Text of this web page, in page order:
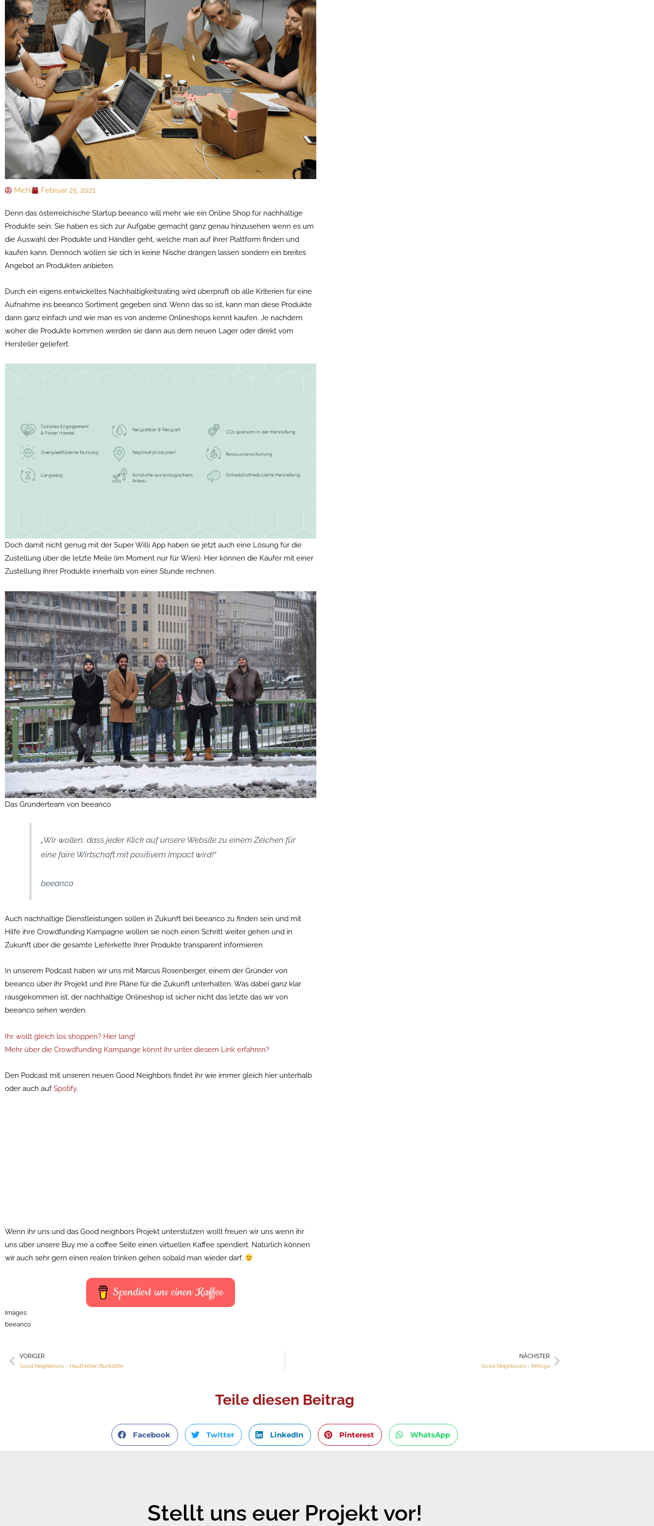
Michi Februar 25, 2021
Denn das österreichische Startup beeanco will mehr wie ein Online Shop für nachhaltige
Produkte sein. Sie haben es sich zur Aufgabe gemacht ganz genau hinzusehen wenn es um
die Auswahl der Produkte und Händler geht, welche man auf ihrer Plattform finden und
kaufen kann. Dennoch wollen sie sich in keine Nische drängen lassen sondern ein breites
Angebot an Produkten anbieten.
Durch ein eigens entwickeltes Nachhaltigkeitsrating wird überprüft ob alle Kriterien für eine
Aufnahme ins beeanco Sortiment gegeben sind. Wenn das so ist, kann man diese Produkte
dann ganz einfach und wie man es von anderne Onlineshops kennt kaufen. Je nachdem
woher die Produkte kommen werden sie dann aus dem neuen Lager oder direkt vom
Hersteller geliefert.
Doch damit nicht genug mit der Super Willi App haben sie jetzt auch eine Lösung für die
Zustellung über die letzte Meile (im Moment nur für Wien). Hier können die Käufer mit einer
Zustellung ihrer Produkte innerhalb von einer Stunde rechnen.
Das Gründerteam von beeanco
„Wir wollen, dass jeder Klick auf unsere Website zu einem Zeichen für
eine faire Wirtschaft mit positivem Impact wird!“
beeanco
Auch nachhaltige Dienstleistungen sollen in Zukunft bei beeanco zu finden sein und mit
Hilfe ihre Crowdfunding Kampagne wollen sie noch einen Schritt weiter gehen und in
Zukunft über die gesamte Lieferkette Ihrer Produkte transparent informieren
In unserem Podcast haben wir uns mit Marcus Rosenberger, einem der Gründer von
beeanco über ihr Projekt und ihre Pläne für die Zukunft unterhalten. Was dabei ganz klar
rausgekommen ist, der nachhaltige Onlineshop ist sicher nicht das letzte das wir von
beeanco sehen werden.
Ihr wollt gleich los shoppen? Hier lang!
Mehr über die Crowdfunding Kampange könnt ihr unter diesem Link erfahren?
Den Podcast mit unseren neuen Good Neighbors findet ihr wie immer gleich hier unterhalb
oder auch aufSpotify.
Wenn ihr uns und das Good neighbors Projekt unterstützen wollt freuen wir uns wenn ihr
uns über unsere Buy me a coffee Seite einen virtuellen Kaffee spendiert. Natürlich können
wir auch sehr gern einen realen trinken gehen sobald man wieder darf.
Spendiert uns einen Kaffee
Images:
beeanco
Zurück
VORIGER
Good Neighbours – Hautfarben Buntstifte
NÄCHSTER
Good Neighbours – ReYogaNächster
Teile diesen Beitrag
Facebook Twitter LinkedIn Pinterest WhatsApp
Stellt uns euer Projekt vor!